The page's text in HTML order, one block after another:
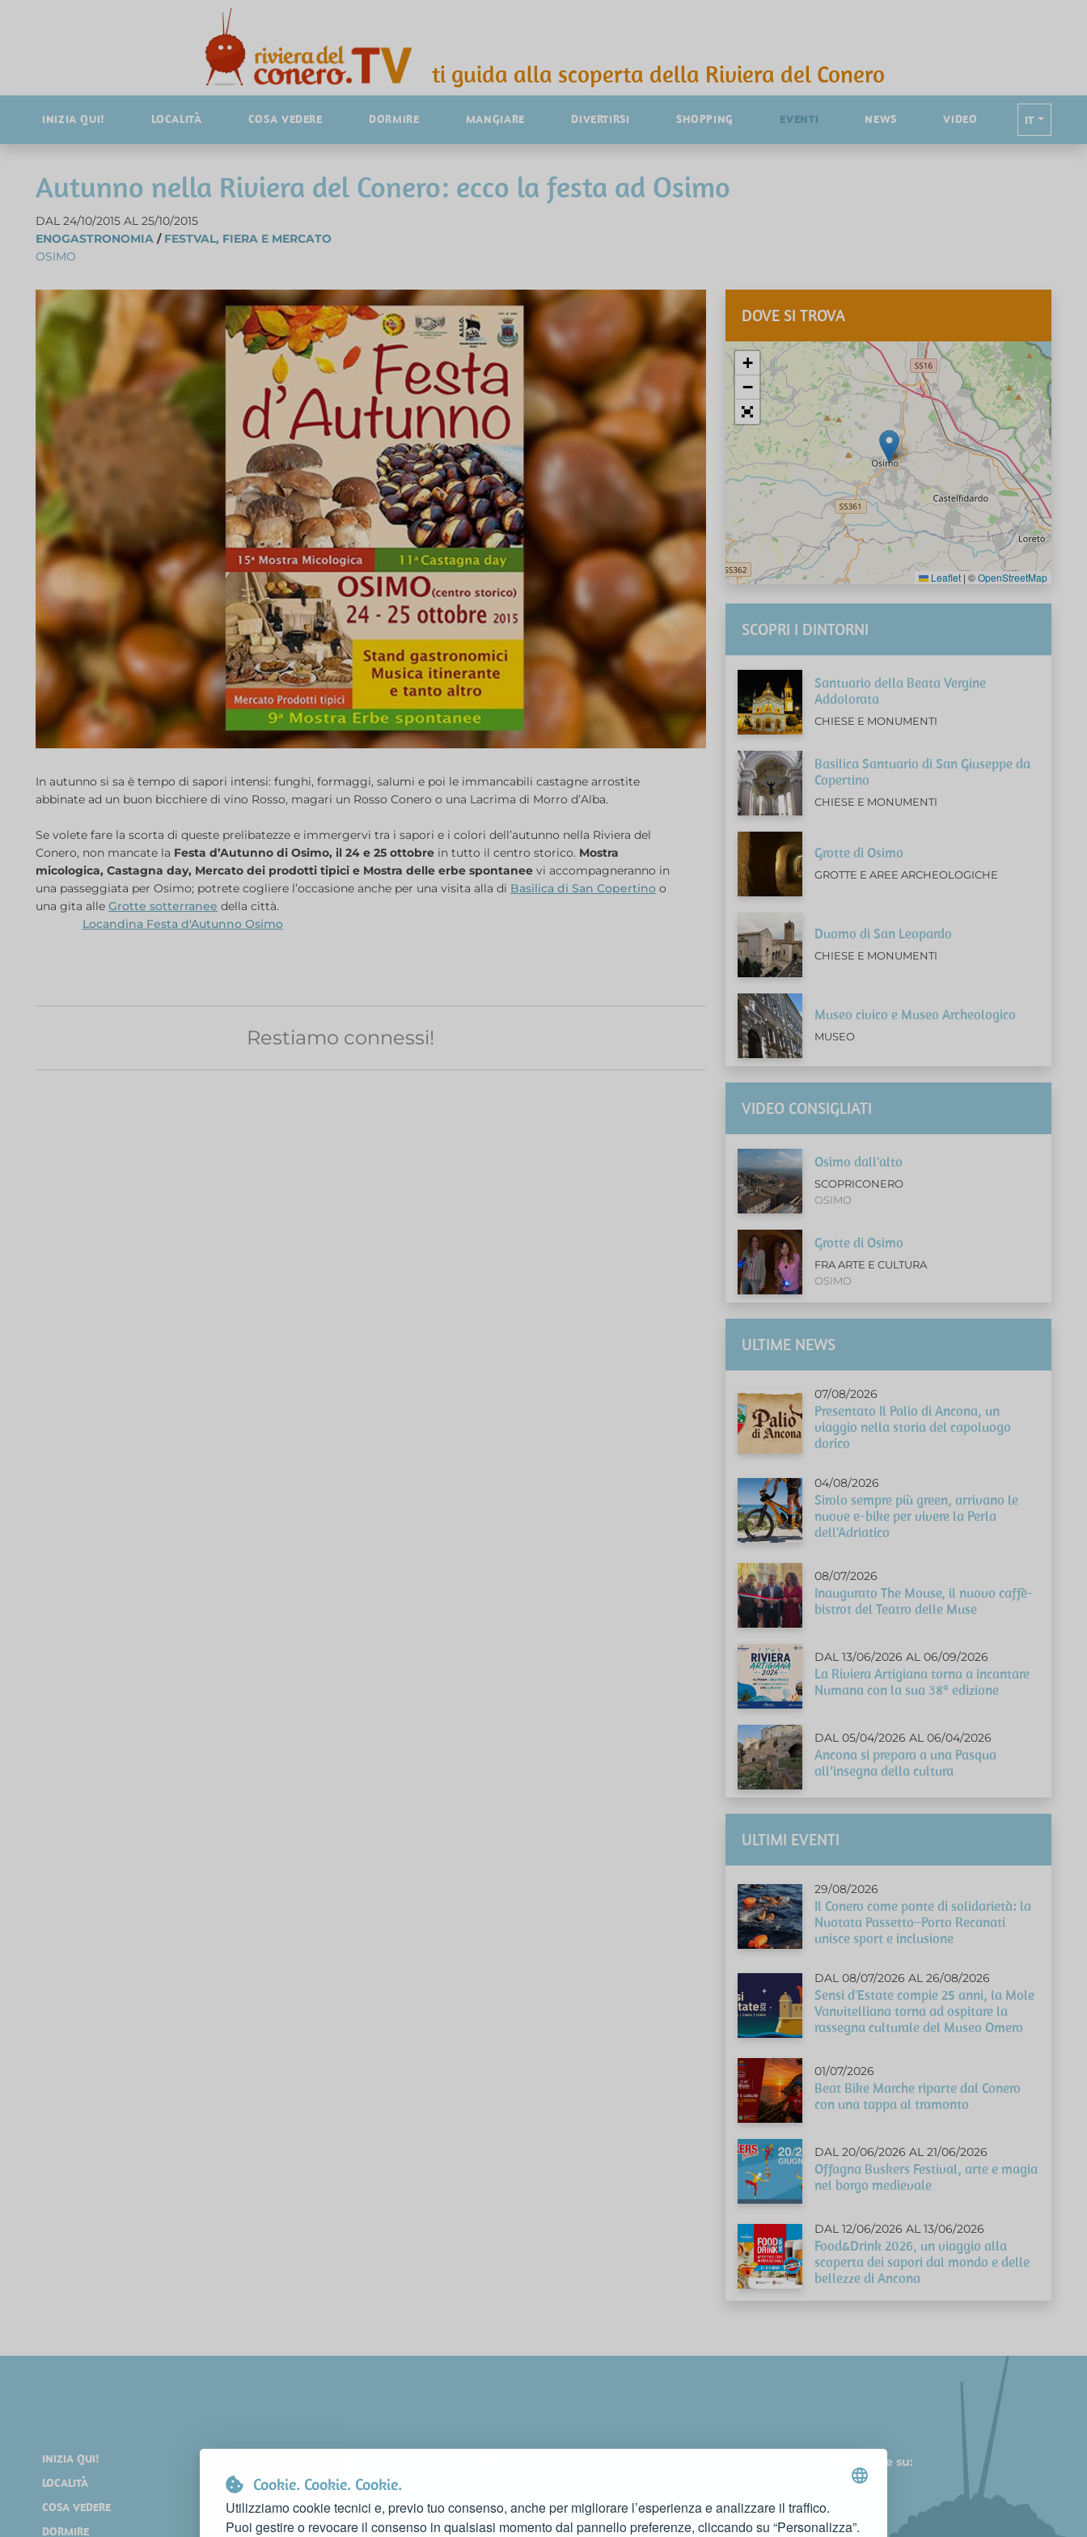
Cookie. Cookie. Cookie.
Utilizziamo cookie tecnici e, previo tuo consenso, anche per migliorare l’esperienza e analizzare il traffico.
Puoi gestire o revocare il consenso in qualsiasi momento dal pannello preferenze, cliccando su “Personalizza”.
ti guida alla scoperta della Riviera del Conero
INIZIA QUI! LOCALITÀ COSA VEDERE DORMIRE MANGIARE DIVERTIRSI SHOPPING EVENTI NEWS VIDEO IT
Autunno nella Riviera del Conero: ecco la festa ad Osimo
DAL 24/10/2015 AL 25/10/2015
ENOGASTRONOMIA / FESTVAL, FIERA E MERCATO
OSIMO
In autunno si sa è tempo di sapori intensi: funghi, formaggi, salumi e poi le immancabili castagne arrostite
abbinate ad un buon bicchiere di vino Rosso, magari un Rosso Conero o una Lacrima di Morro d’Alba.
Se volete fare la scorta di queste prelibatezze e immergervi tra i sapori e i colori dell’autunno nella Riviera del
Conero, non mancate la Festa d’Autunno di Osimo, il 24 e 25 ottobre in tutto il centro storico. Mostra
micologica, Castagna day, Mercato dei prodotti tipici e Mostra delle erbe spontanee vi accompagneranno in
una passeggiata per Osimo; potrete cogliere l’occasione anche per una visita alla di Basilica di San Copertino o
una gita alle Grotte sotterranee della città.
Locandina Festa d'Autunno Osimo
Restiamo connessi!
DOVE SI TROVA
+
−
Leaflet | ©OpenStreetMap
SCOPRI I DINTORNI
Santuario della Beata Vergine
Addolorata
CHIESE E MONUMENTI
Basilica Santuario di San Giuseppe da
Copertino
CHIESE E MONUMENTI
Grotte di Osimo
GROTTE E AREE ARCHEOLOGICHE
Duomo di San Leopardo
CHIESE E MONUMENTI
Museo civico e Museo Archeologico
MUSEO
VIDEO CONSIGLIATI
Osimo dall'alto
SCOPRICONERO
OSIMO
Grotte di Osimo
FRA ARTE E CULTURA
OSIMO
ULTIME NEWS
07/08/2026
Presentato Il Palio di Ancona, un
viaggio nella storia del capoluogo
dorico
04/08/2026
Sirolo sempre più green, arrivano le
nuove e-bike per vivere la Perla
dell'Adriatico
08/07/2026
Inaugurato The Mouse, il nuovo caffè-
bistrot del Teatro delle Muse
DAL 13/06/2026 AL 06/09/2026
La Riviera Artigiana torna a incantare
Numana con la sua 38ª edizione
DAL 05/04/2026 AL 06/04/2026
Ancona si prepara a una Pasqua
all’insegna della cultura
ULTIMI EVENTI
29/08/2026
Il Conero come ponte di solidarietà: la
Nuotata Passetto–Porto Recanati
unisce sport e inclusione
DAL 08/07/2026 AL 26/08/2026
Sensi d'Estate compie 25 anni, la Mole
Vanvitelliana torna ad ospitare la
rassegna culturale del Museo Omero
01/07/2026
Beat Bike Marche riparte dal Conero
con una tappa al tramonto
DAL 20/06/2026 AL 21/06/2026
Offagna Buskers Festival, arte e magia
nel borgo medievale
DAL 12/06/2026 AL 13/06/2026
Food&Drink 2026, un viaggio alla
scoperta dei sapori dal mondo e delle
bellezze di Ancona
INIZIA QUI!
LOCALITÀ
COSA VEDERE
DORMIRE
SHOPPING
EVENTI
NEWS
info@rivieradelconero.tv
Seguici anche su: